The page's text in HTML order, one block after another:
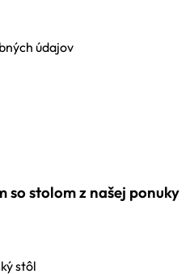
údajov
so stolom z našej ponuky